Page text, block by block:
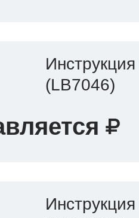
(LB7046)